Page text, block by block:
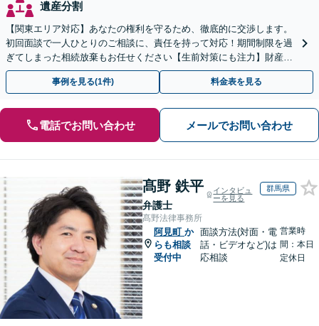
遺産分割
【関東エリア対応】あなたの権利を守るため、徹底的に交渉します。
初回面談で一人ひとりのご相談に、責任を持って対応！期間制限を過
ぎてしまった相続放棄もお任せください【生前対策にも注力】財産管
理から遺言書の作成・執行まで、一括してサポート
事例を見る(1件) 料金表を見る
電話でお問い合わせ メールでお問い合わせ
髙野 鉄平
弁護士
インタビュ
ーを見る
群馬県
髙野法律事務所
阿見町 か
らも相談
受付中
面談方法(対面・電
話・ビデオなど)は
応相談
営業時
間：本日
定休日